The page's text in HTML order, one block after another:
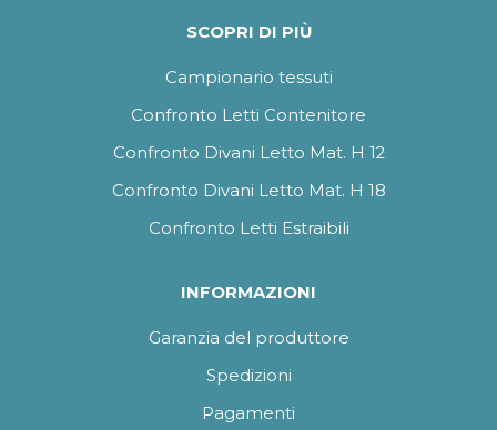
SCOPRI DI PIÙ
Campionario tessuti
Confronto Letti Contenitore
Confronto Divani Letto Mat. H 12
Confronto Divani Letto Mat. H 18
Confronto Letti Estraibili
INFORMAZIONI
Garanzia del produttore
Spedizioni
Pagamenti